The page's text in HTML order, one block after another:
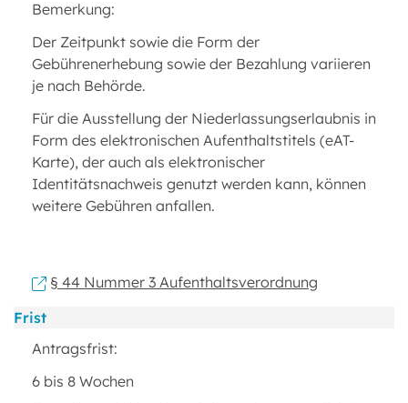
Bemerkung:
Der Zeitpunkt sowie die Form der
Gebührenerhebung sowie der Bezahlung variieren
je nach Behörde.
Für die Ausstellung der Niederlassungserlaubnis in
Form des elektronischen Aufenthaltstitels (eAT-
Karte), der auch als elektronischer
Identitätsnachweis genutzt werden kann, können
weitere Gebühren anfallen.
§ 44 Nummer 3 Aufenthaltsverordnung
Frist
Antragsfrist:
6 bis 8 Wochen